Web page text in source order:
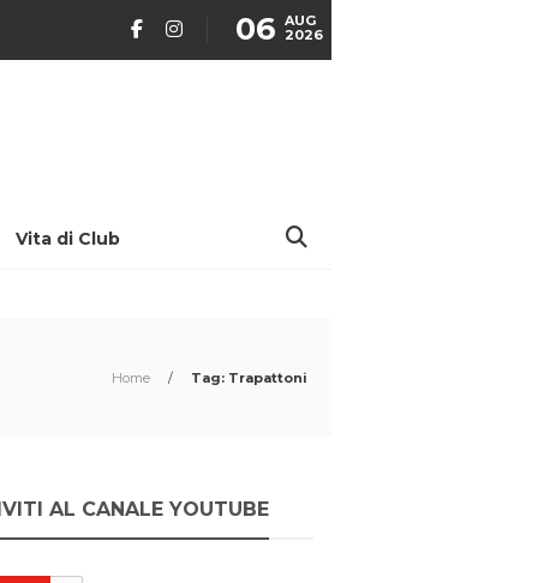
06 AUG
2026
Vita di Club
Home / Tag: Trapattoni
AL CANALE YOUTUBE